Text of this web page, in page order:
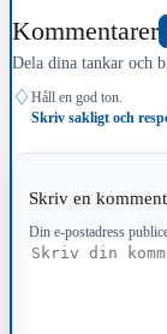
Kommentarer
Dela dina tankar och
♢ Håll en god ton.
Skriv sakligt och
Skriv en
Din e-postadress
Kommentar